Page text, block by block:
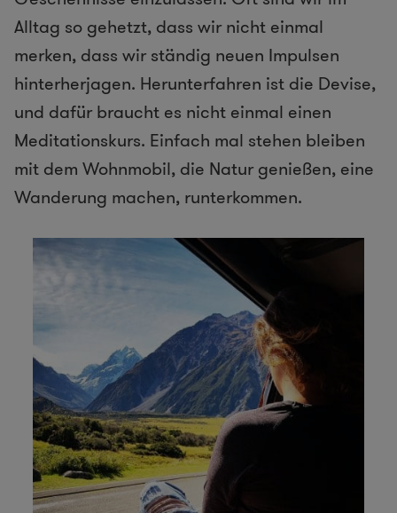
Alltag so gehetzt, dass wir nicht einmal
merken, dass wir ständig neuen Impulsen
hinterherjagen. Herunterfahren ist die Devise,
und dafür braucht es nicht einmal einen
Meditationskurs. Einfach mal stehen bleiben
mit dem Wohnmobil, die Natur genießen, eine
Wanderung machen, runterkommen.